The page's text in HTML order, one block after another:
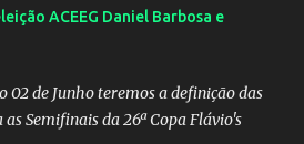
ACEEG Daniel Barbosa e
02 de Junho teremos a definição das
Semifinais da 26ª Copa Flávio's